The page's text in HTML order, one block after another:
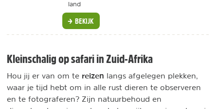
land
BEKIJK
Kleinschalig op safari in Zuid-Afrika
Hou jij er van om te reizen langs afgelegen plekken,
waar je tijd hebt om in alle rust dieren te observeren
en te fotograferen? Zijn natuurbehoud en